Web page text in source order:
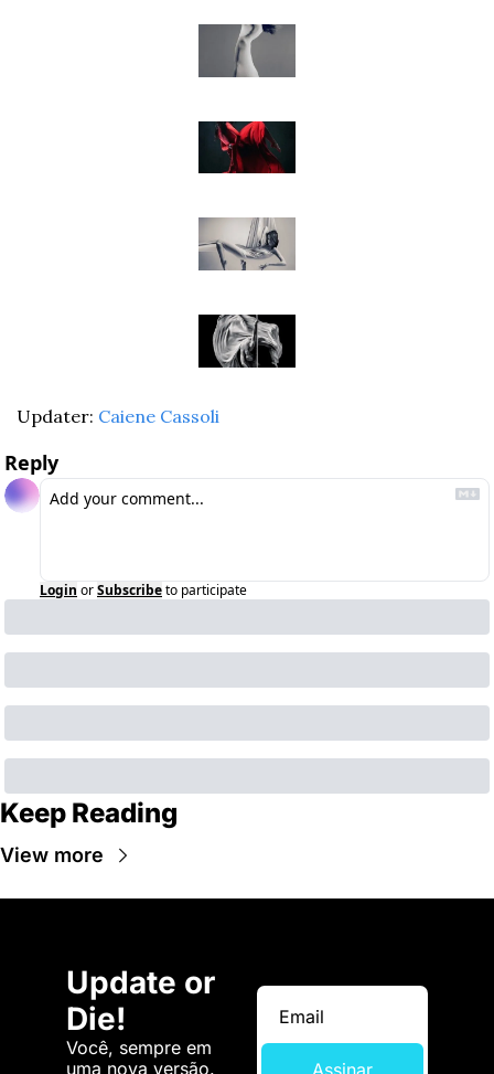
Updater: Caiene Cassoli
Reply
Login orSubscribeto participate
Keep Reading
View more
Update or
Die!
Você, sempre em
uma nova versão.
Assinar